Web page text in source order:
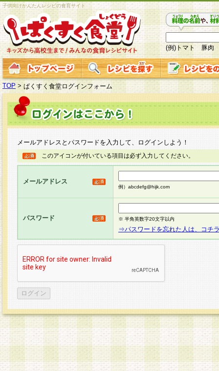
子供向けかんたんレシピの食育サイト
(例)トマト 豚肉
TOP > ぱくすく食堂ログインフォーム
メールアドレスとパスワードを入力して、ログインしよう！
このアイコンが付いている項目は必ず入力してください。
メールアドレス
例）abcdefg@hijk.com
パスワード ※ 半角英数字20文字以内
⇒パスワードを忘れた人は、コチ